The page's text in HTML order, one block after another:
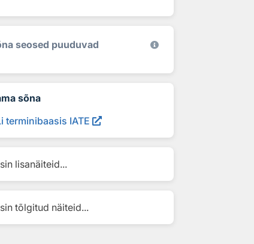
seosed puuduvad
sõna
terminibaasis IATE
lisanäiteid...
tõlgitud näiteid...